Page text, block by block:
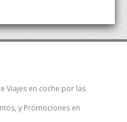
Viajes en coche por las
y Promociones en